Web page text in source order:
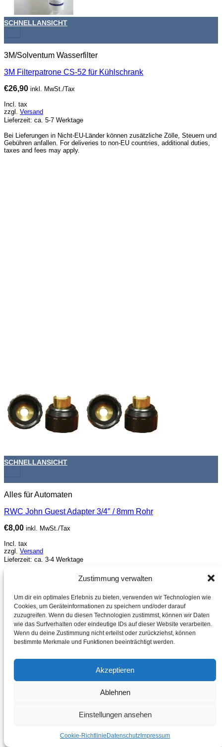
Zustimmung verwalten
Um dir ein optimales Erlebnis zu bieten, verwenden wir Technologien wie
Cookies, um Geräteinformationen zu speichern und/oder darauf
zuzugreifen. Wenn du diesen Technologien zustimmst, können wir Daten
wie das Surfverhalten oder eindeutige IDs auf dieser Website verarbeiten.
Wenn du deine Zustimmung nicht erteilst oder zurückziehst, können
bestimmte Merkmale und Funktionen beeinträchtigt werden.
Akzeptieren
Ablehnen
Einstellungen ansehen
Cookie-Richtlinie Datenschutz Impressum
+
SCHNELLANSICHT
3M/Solventum Wasserfilter
3M Filterpatrone CS-52 für Kühlschrank
€26,90 inkl. MwSt./Tax
Incl. tax
zzgl. Versand
Lieferzeit: ca. 5-7 Werktage
Bei Lieferungen in Nicht-EU-Länder können zusätzliche Zölle, Steuern und
Gebühren anfallen. For deliveries to non-EU countries, additional duties,
taxes and fees may apply.
+
SCHNELLANSICHT
Alles für Automaten
RWC John Guest Adapter 3/4″ / 8mm Rohr
€8,00 inkl. MwSt./Tax
Incl. tax
zzgl. Versand
Lieferzeit: ca. 3-4 Werktage
Bei Lieferungen in Nicht-EU-Länder können zusätzliche Zölle, Steuern und
Gebühren anfallen. For deliveries to non-EU countries, additional duties,